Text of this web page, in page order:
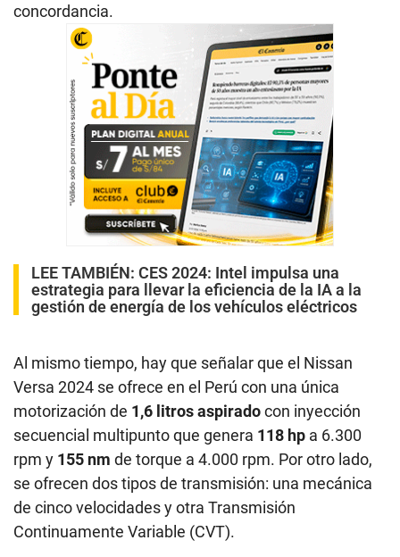
concordancia.
LEE TAMBIÉN: CES 2024: Intel impulsa una
estrategia para llevar la eficiencia de la IA a la
gestión de energía de los vehículos eléctricos
Al mismo tiempo, hay que señalar que el Nissan
Versa 2024 se ofrece en el Perú con una única
motorización de 1,6 litros aspiradocon inyección
secuencial multipunto que genera 118 hp a 6.300
rpm y 155 nm de torque a 4.000 rpm. Por otro lado,
se ofrecen dos tipos de transmisión: una mecánica
de cinco velocidades y otra Transmisión
Continuamente Variable (CVT).